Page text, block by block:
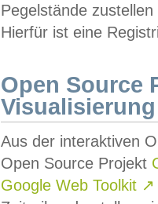
Pegelstände
Hierfür ist eine
Open Source
Visualisierung
Aus der interaktiven
Open Source Projekt
Google Web Toolkit ↗